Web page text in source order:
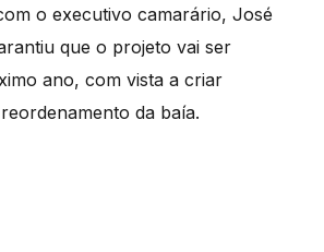
o executivo camarário, José
que o projeto vai ser
ano, com vista a criar
da baía.